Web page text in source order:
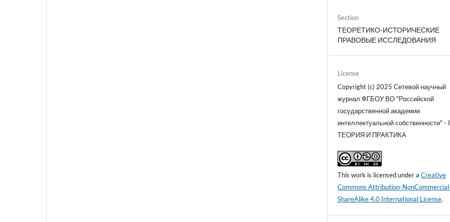
Section
ТЕОРЕТИКО-ИСТОРИЧЕСКИЕ
ПРАВОВЫЕ ИССЛЕДОВАНИЯ
License
Copyright (c) 2025 Сетевой научный
журнал ФГБОУ ВО "Российской
государственной академии
интеллектуальной собственности" -
ТЕОРИЯ И ПРАКТИКА
This work is licensed under aCreative
Commons Attribution-
ShareAlike 4.0 International License.